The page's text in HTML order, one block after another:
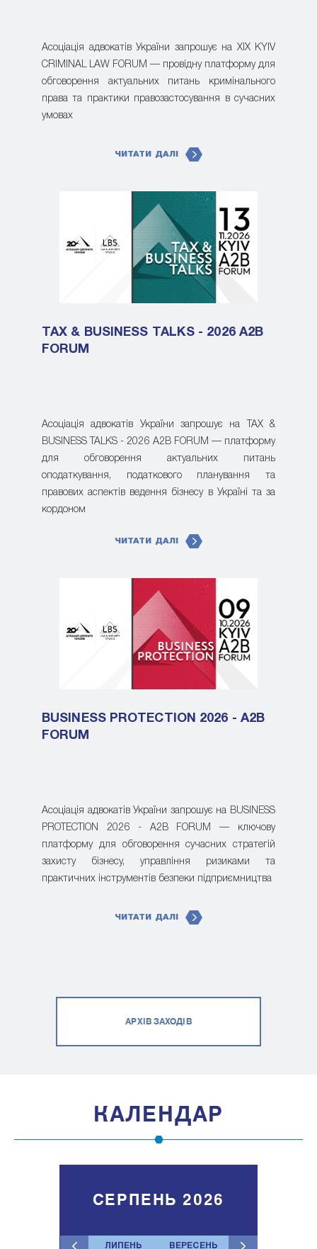
Асоціація адвокатів України запрошує на XIX KYIV
CRIMINAL LAW FORUM — провідну платформу для
обговорення актуальних питань кримінального
права та практики правозастосування в сучасних
умовах
ЧИТАТИ ДАЛІ
TAX & BUSINESS TALKS - 2026 A2B
FORUM
Асоціація адвокатів України запрошує на TAX &
BUSINESS TALKS - 2026 A2B FORUM — платформу
для обговорення актуальних питань
оподаткування, податкового планування та
правових аспектів ведення бізнесу в Україні та за
кордоном
ЧИТАТИ ДАЛІ
BUSINESS PROTECTION 2026 - A2B
FORUM
Асоціація адвокатів України запрошує на BUSINESS
PROTECTION 2026 - A2B FORUM — ключову
платформу для обговорення сучасних стратегій
захисту бізнесу, управління ризиками та
практичних інструментів безпеки підприємництва
ЧИТАТИ ДАЛІ
АРХІВ ЗАХОДІВ
КАЛЕНДАР
ЛИПЕНЬ ВЕРЕСЕНЬ
СЕРПЕНЬ 2026